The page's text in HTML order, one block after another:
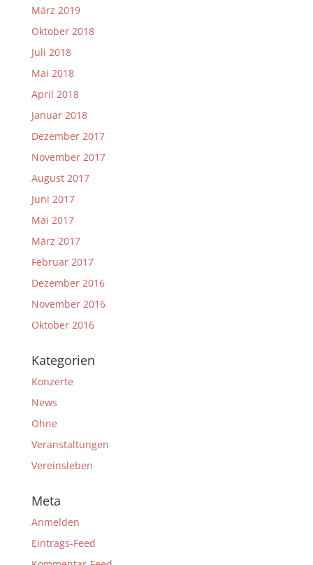
März 2019
Oktober 2018
Juli 2018
Mai 2018
April 2018
Januar 2018
Dezember 2017
November 2017
August 2017
Juni 2017
Mai 2017
März 2017
Februar 2017
Dezember 2016
November 2016
Oktober 2016
Kategorien
Konzerte
News
Ohne
Veranstaltungen
Vereinsleben
Meta
Anmelden
Eintrags-Feed